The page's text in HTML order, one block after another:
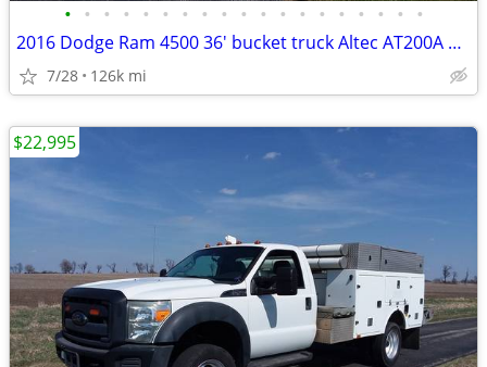
• • • • • • • • • • • • • • • • • • •
2016 Dodge Ram 4500 36' bucket truck Altec AT200A Very Solid Nice
7/28 126k mi
$22,995